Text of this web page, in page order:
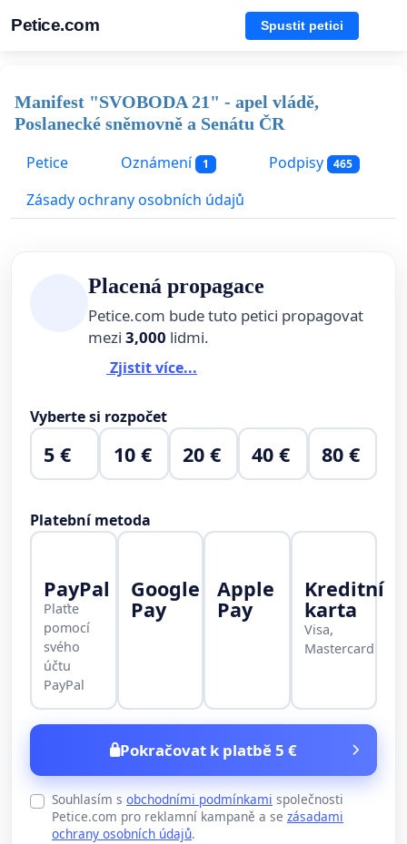
Petice.com Spustit petici
Manifest "SVOBODA 21" - apel vládě,
Poslanecké sněmovně a Senátu ČR
Petice
Oznámení 1 Podpisy 465
Zásady ochrany osobních údajů
Placená propagace
Petice.com bude tuto petici propagovat
mezi 3,000 lidmi.
Zjistit více...
Vyberte si rozpočet
5 € 10 € 20 € 40 € 80 €
Platební metoda
PayPal
Plaťte
pomocí
svého
účtu
PayPal
Google
Pay
Apple
Pay
Kreditní
karta
Visa,
Mastercard
Pokračovat k platbě 5 €
Souhlasím s obchodními podmínkami společnosti
Petice.com pro reklamní kampaně a se zásadami
ochrany osobních údajů.